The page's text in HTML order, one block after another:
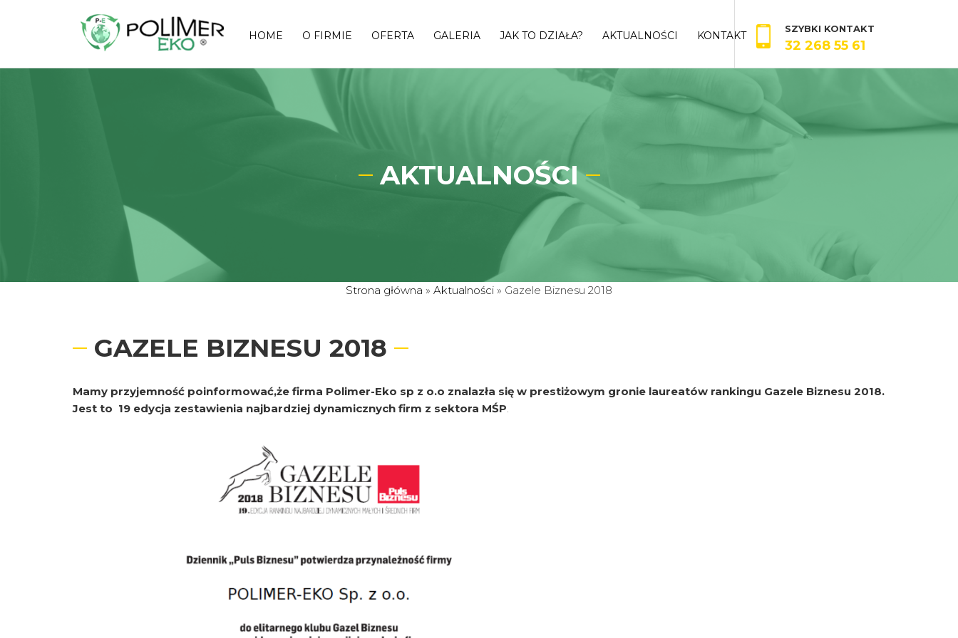
HOME O FIRMIE OFERTA GALERIA JAK TO DZIAŁA? AKTUALNOŚCI KONTAKT
SZYBKI KONTAKT
32 268 55 61
AKTUALNOŚCI
Strona główna » Aktualności » Gazele Biznesu 2018
GAZELE BIZNESU 2018
Mamy przyjemność poinformować,że firma Polimer-Eko sp z o.o znalazła się w prestiżowym gronie laureatów rankingu Gazele Biznesu 2018.
Jest to 19 edycja zestawienia najbardziej dynamicznych firm z sektora MŚP.